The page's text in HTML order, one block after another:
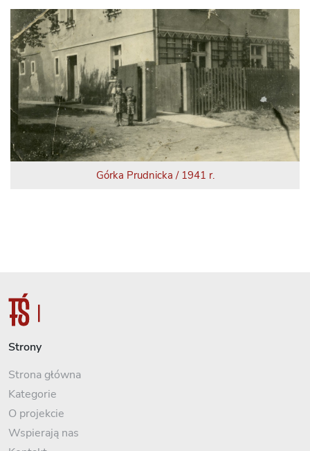
Górka Prudnicka / 1941 r.
Strony
Strona główna
Kategorie
O projekcie
Wspierają nas